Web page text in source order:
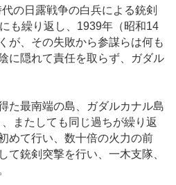
の日露戦争の白兵による銃剣
も繰り返し、1939年（昭和14
が、その失敗から参謀らは何も
に隠れて責任を取らず、ガダル
た最南端の島、ガダルカナル島
またしても同じ過ちが繰り返
めて行い、数十倍の火力の前
て銃剣突撃を行い、一木支隊、